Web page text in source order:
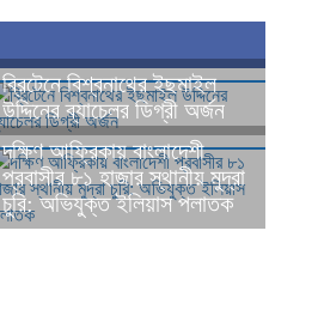
ব্রিটেনে বিশ্বনাথের ইছমাইল
উদ্দিনের ব্যাচেলর ডিগ্রী অর্জন
​দক্ষিণ আফ্রিকায় বাংলাদেশী
প্রবাসীর ৮১ হাজার স্থানীয় মুদ্রা
চুরি: অভিযুক্ত ইলিয়াস পলাতক